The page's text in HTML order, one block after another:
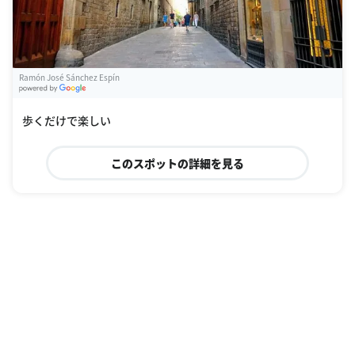
Ramón José Sánchez Espín
歩くだけで楽しい
このスポットの詳細を見る